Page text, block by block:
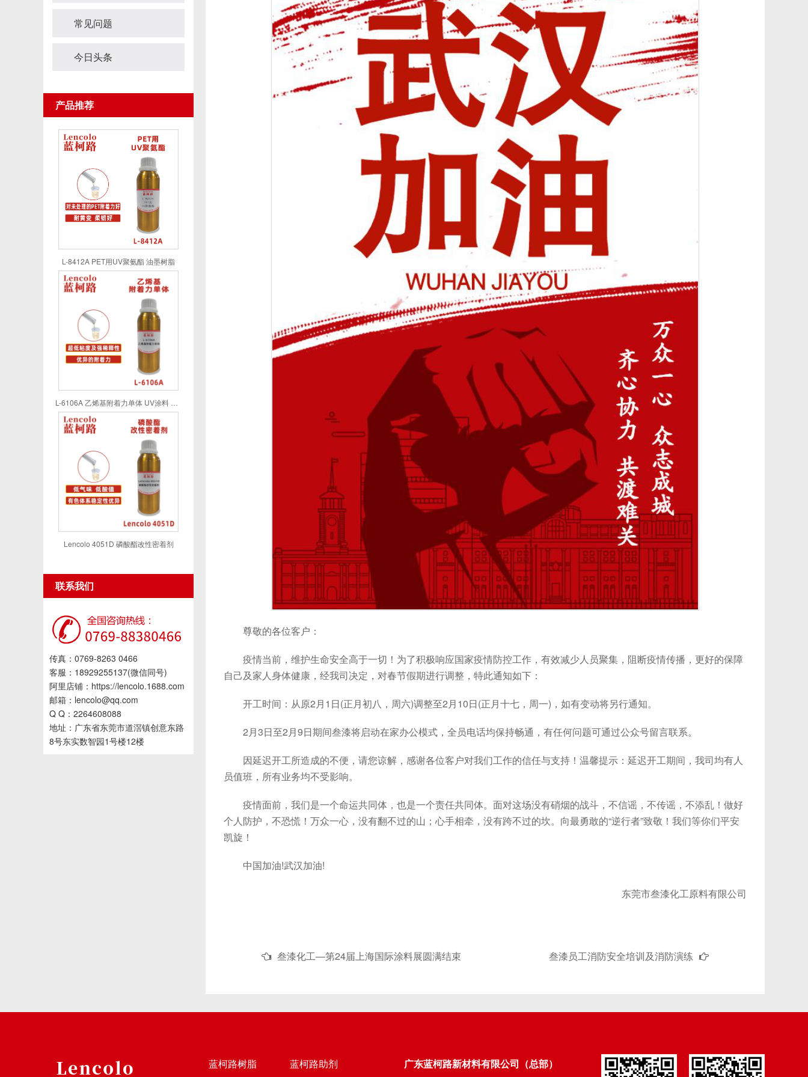
常见问题
今日头条
产品推荐
L-8412A PET用UV聚氨酯 油墨树脂
Lencolo 4051D 磷酸酯改性密着剂
联系我们
传真：0769-8263 0466
客服：18929255137(微信同号)
阿里店铺：https://lencolo.1688.com
邮箱：lencolo@qq.com
Q Q：2264608088
地址：广东省东莞市道滘镇创意东路
8号东实数智园1号楼12楼
尊敬的各位客户：
疫情当前，维护生命安全高于一切！为了积极响应国家疫情防控工作，有效减少人员聚集，阻断疫情传播，更好的保障
自己及家人身体健康，经我司决定，对春节假期进行调整，特此通知如下：
开工时间：从原2月1日(正月初八，周六)调整至2月10日(正月十七，周一)，如有变动将另行通知。
2月3日至2月9日期间叁漆将启动在家办公模式，全员电话均保持畅通，有任何问题可通过公众号留言联系。
因延迟开工所造成的不便，请您谅解，感谢各位客户对我们工作的信任与支持！温馨提示：延迟开工期间，我司均有人
员值班，所有业务均不受影响。
疫情面前，我们是一个命运共同体，也是一个责任共同体。面对这场没有硝烟的战斗，不信谣，不传谣，不添乱！做好
个人防护，不恐慌！万众一心，没有翻不过的山；心手相牵，没有跨不过的坎。向最勇敢的“逆行者”致敬！我们等你们平安
凯旋！
中国加油!武汉加油!
东莞市叁漆化工原料有限公司
叁漆化工—第24届上海国际涂料展圆满结束 叁漆员工消防安全培训及消防演练
蓝柯路树脂
蓝柯路助剂
广东蓝柯路新材料有限公司（总部）